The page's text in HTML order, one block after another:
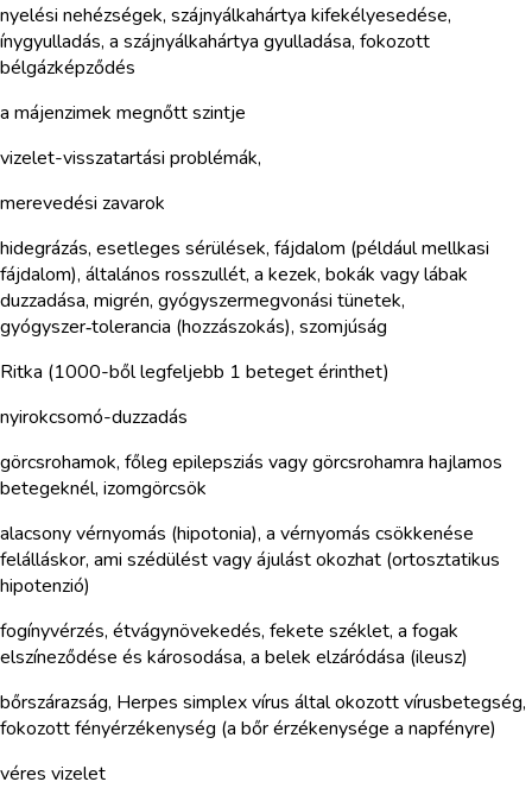
nyelési nehézségek, szájnyálkahártya kifekélyesedése,
ínygyulladás, a szájnyálkahártya gyulladása, fokozott
bélgázképződés
a májenzimek megnőtt szintje
vizelet-visszatartási problémák,
merevedési zavarok
hidegrázás, esetleges sérülések, fájdalom (például mellkasi
fájdalom), általános rosszullét, a kezek, bokák vagy lábak
duzzadása, migrén, gyógyszermegvonási tünetek,
gyógyszer‑tolerancia (hozzászokás), szomjúság
Ritka (1000-ből legfeljebb 1 beteget érinthet)
nyirokcsomó-duzzadás
görcsrohamok, főleg epilepsziás vagy görcsrohamra hajlamos
betegeknél, izomgörcsök
alacsony vérnyomás (hipotonia), a vérnyomás csökkenése
felálláskor, ami szédülést vagy ájulást okozhat (ortosztatikus
hipotenzió)
fogínyvérzés, étvágynövekedés, fekete széklet, a fogak
elszíneződése és károsodása, a belek elzáródása (ileusz)
bőrszárazság, Herpes simplex vírus által okozott vírusbetegség,
fokozott fényérzékenység (a bőr érzékenysége a napfényre)
véres vizelet